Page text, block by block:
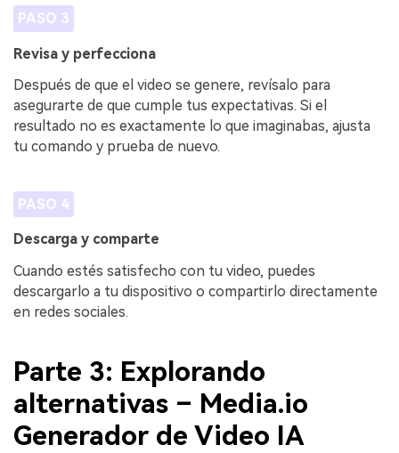
PASO 3
Revisa y perfecciona
Después de que el video se genere, revísalo para
asegurarte de que cumple tus expectativas. Si el
resultado no es exactamente lo que imaginabas, ajusta
tu comando y prueba de nuevo.
PASO 4
Descarga y comparte
Cuando estés satisfecho con tu video, puedes
descargarlo a tu dispositivo o compartirlo directamente
en redes sociales.
Parte 3: Explorando
alternativas – Media.io
Generador de Video IA